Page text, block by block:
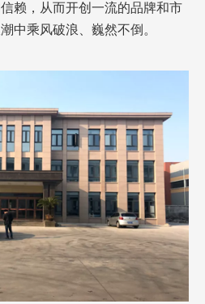
赖，从而开创一流的品牌和市
中乘风破浪、巍然不倒。